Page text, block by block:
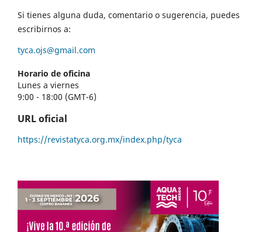
Si tienes alguna duda, comentario o sugerencia, puedes
escribirnos a:
tyca.ojs@gmail.com
Horario de oficina
Lunes a viernes
9:00 - 18:00 (GMT-6)
URL oficial
https://revistatyca.org.mx/index.php/tyca